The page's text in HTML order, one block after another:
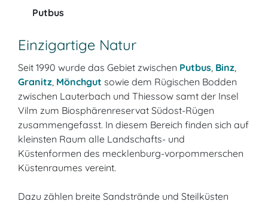
Putbus
Einzigartige Natur
Seit 1990 wurde das Gebiet zwischen Putbus, Binz,
Granitz, Mönchgut sowie dem Rügischen Bodden
zwischen Lauterbach und Thiessow samt der Insel
Vilm zum Biosphärenreservat Südost-Rügen
zusammengefasst. In diesem Bereich finden sich auf
kleinsten Raum alle Landschafts- und
Küstenformen des mecklenburg-vorpommerschen
Küstenraumes vereint.
Dazu zählen breite Sandstrände und Steilküsten